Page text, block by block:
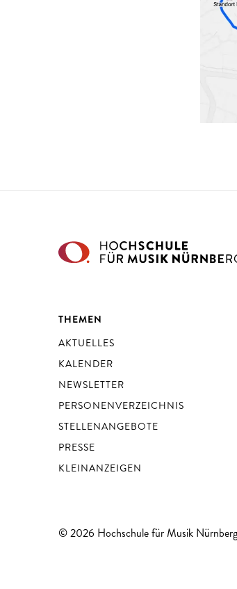
THEMEN
AKTUELLES
KALENDER
NEWSLETTER
PERSONENVERZEICHNIS
STELLENANGEBOTE
PRESSE
KLEINANZEIGEN
© 2026 Hochschule für Musik Nürnberg